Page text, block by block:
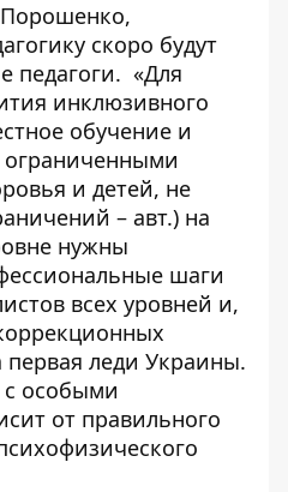
скоро будут
педагоги. «Для
инклюзивного
обучение и
ограниченными
и детей, не
– авт.) на
нужны
шаги
всех уровней и,
первая леди Украины.
с особыми
от правильного